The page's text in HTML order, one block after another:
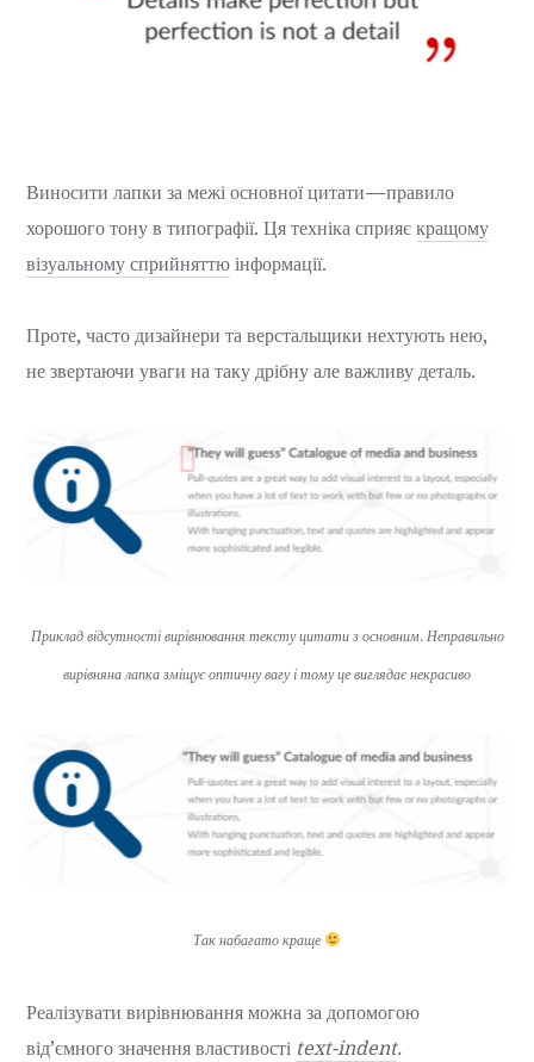
Виносити лапки за межі основної цитати — правило
хорошого тону в типографії. Ця техніка сприяєкращому
візуальному сприйняттюінформації.
Проте, часто дизайнери та верстальщики нехтують нею,
не звертаючи уваги на таку дрібну але важливу деталь.
Приклад відсутності вирівнювання тексту цитати з основним. Неправильно
вирівняна лапка зміщує оптичну вагу і тому це виглядає некрасиво
Так набагато краще
Реалізувати вирівнювання можна за допомогою
від’ємного значення властивості text-indent.